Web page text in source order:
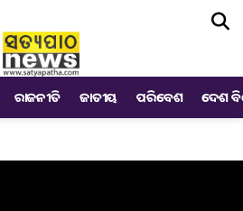
ରାଜନୀତି ଜାତୀୟ ପରିବେଶ ଦେଶ